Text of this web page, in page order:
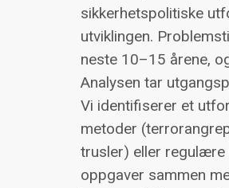
sikkerhetspolitiske
utviklingen.
neste 10–15 årene,
Analysen tar
Vi identifiserer et
metoder
trusler) eller
oppgaver sammen